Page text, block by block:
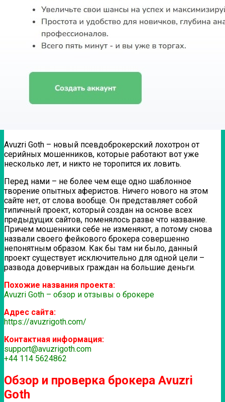
Avuzri Goth – новый псевдоброкерский лохотрон от
серийных мошенников, которые работают вот уже
несколько лет, и никто не торопится их ловить.
Перед нами – не более чем еще одно шаблонное
творение опытных аферистов. Ничего нового на этом
сайте нет, от слова вообще. Он представляет собой
типичный проект, который создан на основе всех
предыдущих сайтов, поменялось разве что название.
Причем мошенники себе не изменяют, а потому снова
назвали своего фейкового брокера совершенно
непонятным образом. Как бы там ни было, данный
проект существует исключительно для одной цели –
развода доверчивых граждан на большие деньги.
Похожие названия проекта:
Avuzri Goth – обзор и отзывы о брокере
Адрес сайта:
https://avuzrigoth.com/
Контактная информация:
support@avuzrigoth.com
+44 114 5624862
Обзор и проверка брокера Avuzri
Goth